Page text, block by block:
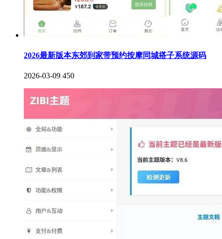
2026最新版本东郊到家带预约按摩同城搭子系统源码
2026-03-09 450